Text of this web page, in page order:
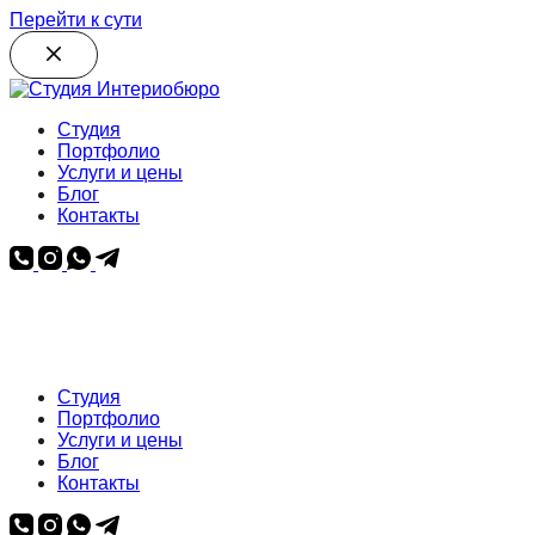
Перейти к сути
Студия
Портфолио
Услуги и цены
Блог
Контакты
Студия
Портфолио
Услуги и цены
Блог
Контакты